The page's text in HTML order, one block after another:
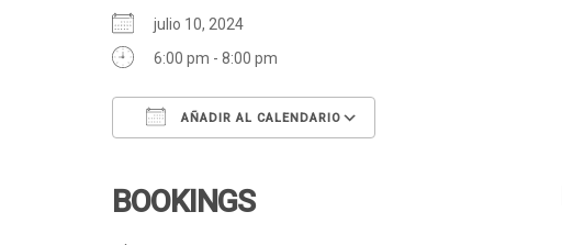
julio 10, 2024
6:00 pm - 8:00 pm
AÑADIR AL CALENDARIO
BOOKINGS